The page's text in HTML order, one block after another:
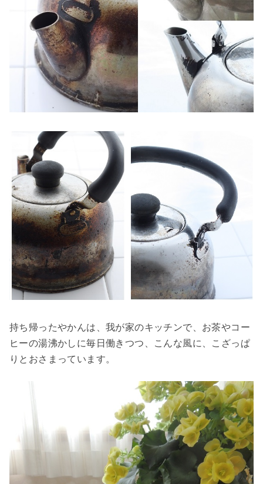
持ち帰ったやかんは、我が家のキッチンで、お茶やコー
ヒーの湯沸かしに毎日働きつつ、こんな風に、こざっぱ
りとおさまっています。